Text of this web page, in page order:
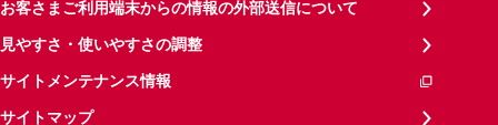
お客さまご利用端末からの情報の外部送信について
見やすさ・使いやすさの調整
サイトメンテナンス情報
サイトマップ